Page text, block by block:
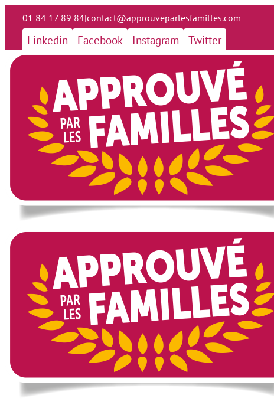
01 84 17 89 84|contact@approuveparlesfamilles.com
Linkedin Facebook Instagram Twitter